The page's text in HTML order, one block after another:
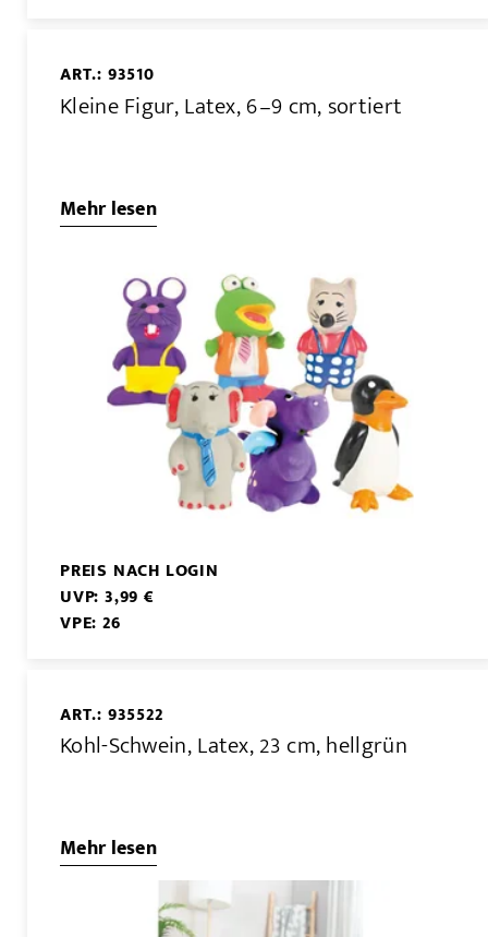
ART.: 93510
Kleine Figur, Latex, 6–9 cm, sortiert
Mehr lesen
PREIS NACH LOGIN
UVP: 3,99 €
VPE: 26
ART.: 935522
Kohl-Schwein, Latex, 23 cm, hellgrün
Mehr lesen